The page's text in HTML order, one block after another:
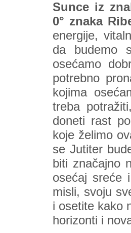
Sunce iz
0° znaka
energije,
da budemo
osećamo
potrebno
kojima
treba
doneti rast
koje želimo
se Jutiter
biti značajno
osećaj sreće
misli, svoju
i osetite kako
horizonti i